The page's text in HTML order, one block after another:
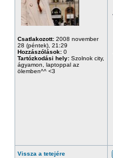
Csatlakozott: 2008 november
28 (péntek), 21:29
Hozzászólások: 0
Tartózkodási hely: Szolnok city,
ágyamon, laptoppal az
ölemben^^ <3
Vissza a tetejére